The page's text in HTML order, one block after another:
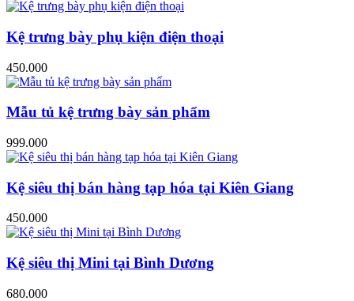
Kệ trưng bày phụ kiện điện thoại
450.000
Mẫu tủ kệ trưng bày sản phẩm
999.000
Kệ siêu thị bán hàng tạp hóa tại Kiên Giang
450.000
Kệ siêu thị Mini tại Bình Dương
680.000